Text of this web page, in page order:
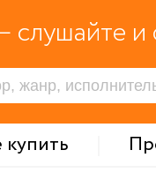
слушайте и
купить